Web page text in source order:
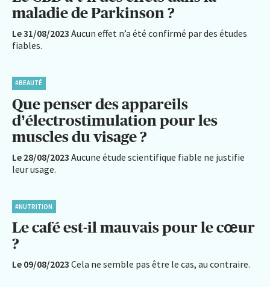
maladie de Parkinson ?
Le 31/08/2023 Aucun effet n’a été confirmé par des études
fiables.
#BEAUTÉ
Que penser des appareils
d’électrostimulation pour les
muscles du visage ?
Le 28/08/2023 Aucune étude scientifique fiable ne justifie
leur usage.
#NUTRITION
Le café est-il mauvais pour le cœur
?
Le 09/08/2023 Cela ne semble pas être le cas, au contraire.